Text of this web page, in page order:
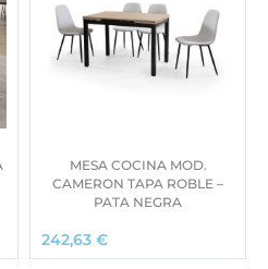
MESA COCINA MOD.
CAMERON TAPA ROBLE –
PATA NEGRA
242,63 €